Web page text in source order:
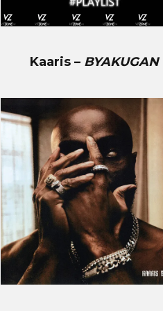
Kaaris – BYAKUGAN